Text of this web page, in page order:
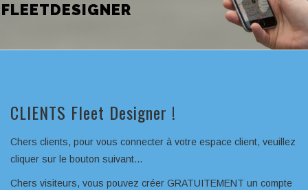
FLEETDESIGNER
CLIENTS Fleet Designer !
Chers clients, pour vous connecter à votre espace client, veuillez
cliquer sur le bouton suivant…
Chers visiteurs, vous pouvez créer GRATUITEMENT un compte